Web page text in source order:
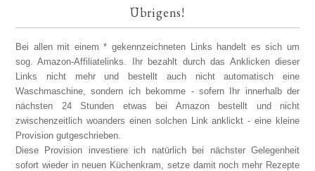
Übrigens!
Bei allen mit einem * gekennzeichneten Links handelt es sich um
sog. Amazon-Affiliatelinks. Ihr bezahlt durch das Anklicken dieser
Links nicht mehr und bestellt auch nicht automatisch eine
Waschmaschine, sondern ich bekomme - sofern Ihr innerhalb der
nächsten 24 Stunden etwas bei Amazon bestellt und nicht
zwischenzeitlich woanders einen solchen Link anklickt - eine kleine
Provision gutgeschrieben.
Diese Provision investiere ich natürlich bei nächster Gelegenheit
sofort wieder in neuen Küchenkram, setze damit noch mehr Rezepte